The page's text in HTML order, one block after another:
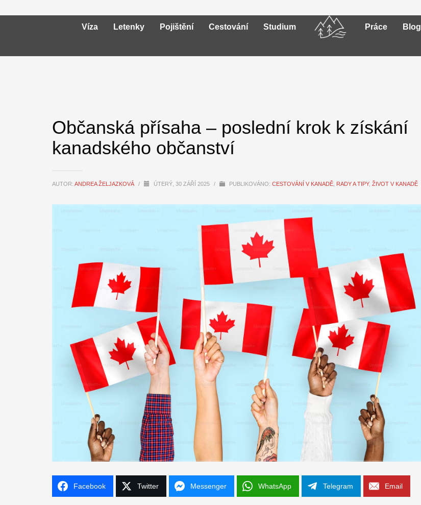
Víza Letenky Pojištění Cestování Studium Práce Blog
Občanská přísaha – poslední krok k získání
kanadského občanství
AUTOR: ANDREA ŽELJAZKOVÁ / ÚTERÝ, 30 ZÁŘÍ 2025 / PUBLIKOVÁNO: CESTOVÁNÍ V KANADĚ RADY A TIPY, ŽIVOT V KANADĚ
Facebook Twitter Messenger WhatsApp Telegram Email